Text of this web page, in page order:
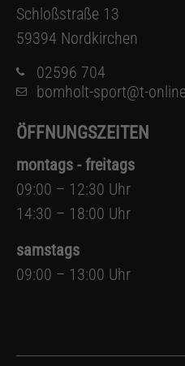
Schloßstraße 13
59394 Nordkirchen
02596 704
bomholt-sport@t-
ÖFFNUNGSZEITEN
montags - freitags
09:00 – 12:30 Uhr
14:30 – 18:00 Uhr
samstags
09:00 – 13:00 Uhr